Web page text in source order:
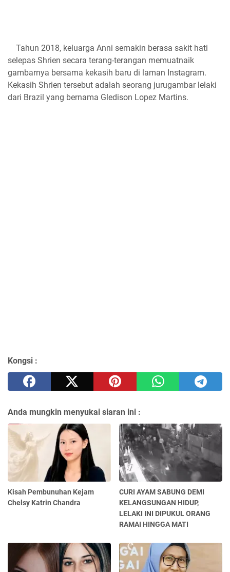
Tahun 2018, keluarga Anni semakin berasa sakit hati
selepas Shrien secara terang-terangan memuatnaik
gambarnya bersama kekasih baru di laman Instagram.
Kekasih Shrien tersebut adalah seorang jurugambar lelaki
dari Brazil yang bernama Gledison Lopez Martins.
Kongsi :
Anda mungkin menyukai siaran ini :
Kisah Pembunuhan Kejam
Chelsy Katrin Chandra
CURI AYAM SABUNG DEMI
KELANGSUNGAN HIDUP,
LELAKI INI DIPUKUL ORANG
RAMAI HINGGA MATI